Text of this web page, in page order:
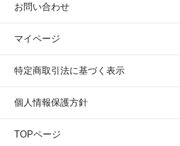
お問い合わせ
マイページ
特定商取引法に基づく表示
個人情報保護方針
TOPページ